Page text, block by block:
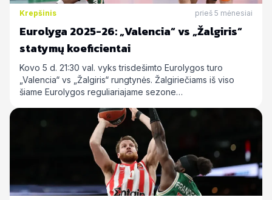
Krepšinis prieš 5 mėnesiai
Eurolyga 2025-26: „Valencia“ vs „Žalgiris“
statymų koeficientai
Kovo 5 d. 21:30 val. vyks trisdešimto Eurolygos turo
„Valencia“ vs „Žalgiris“ rungtynės. Žalgiriečiams iš viso
šiame Eurolygos reguliariajame sezone…